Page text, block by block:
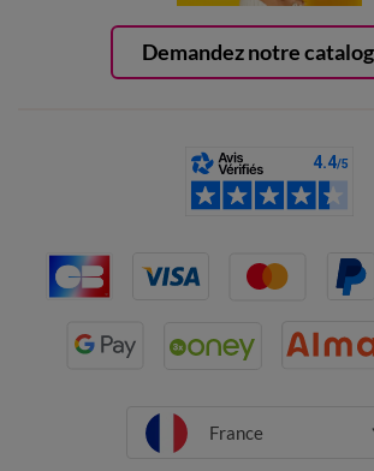
Demandez notre
France